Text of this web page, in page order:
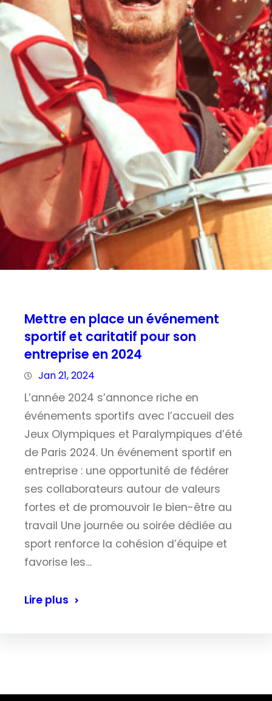
Mettre en place un événement
sportif et caritatif pour son
entreprise en 2024
Jan 21, 2024
L’année 2024 s’annonce riche en
événements sportifs avec l’accueil des
Jeux Olympiques et Paralympiques d’été
de Paris 2024. Un événement sportif en
entreprise : une opportunité de fédérer
ses collaborateurs autour de valeurs
fortes et de promouvoir le bien-être au
travail Une journée ou soirée dédiée au
sport renforce la cohésion d’équipe et
favorise les…
Lire plus